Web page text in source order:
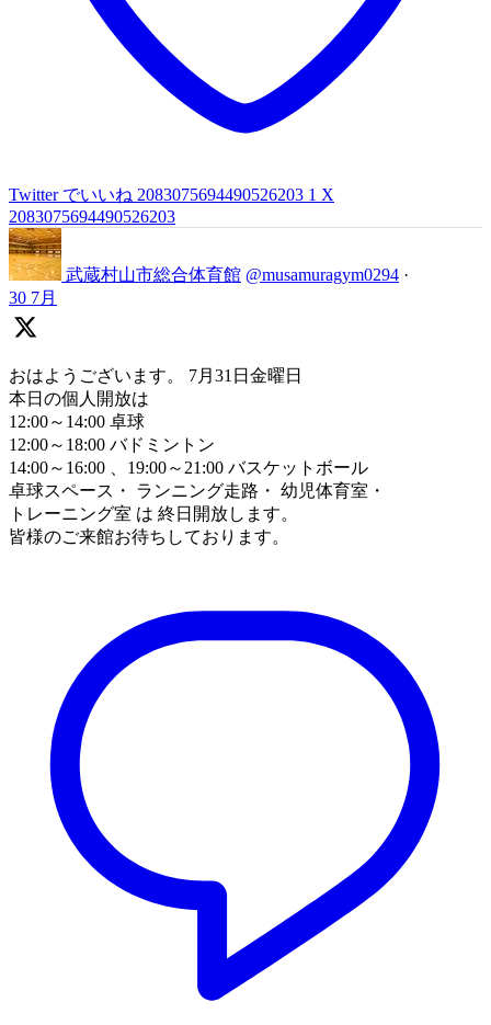
Twitter でいいね 2083075694490526203 1 X
2083075694490526203
武蔵村山市総合体育館 @musamuragym0294 ·
30 7月
おはようございます。 7月31日金曜日
本日の個人開放は
12:00～14:00 卓球
12:00～18:00 バドミントン
14:00～16:00 、19:00～21:00 バスケットボール
卓球スペース・ ランニング走路・ 幼児体育室・
トレーニング室 は 終日開放します。
皆様のご来館お待ちしております。